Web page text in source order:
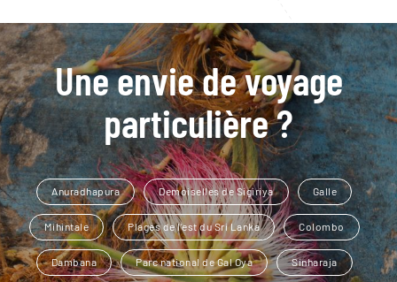
Une envie de voyage
particulière ?
Anuradhapura Demoiselles de Sigiriya Galle
Mihintale Plages de l'est du Sri Lanka Colombo
Dambana Parc national de Gal Oya Sinharaja